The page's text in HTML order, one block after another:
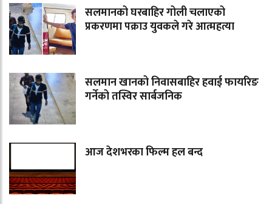
सलमानको घरबाहिर गोली चलाएको
प्रकरणमा पक्राउ युवकले गरे आत्महत्या
सलमान खानको निवासबाहिर हवाई फायरिङ
गर्नेको तस्विर सार्बजनिक
आज देशभरका फिल्म हल बन्द